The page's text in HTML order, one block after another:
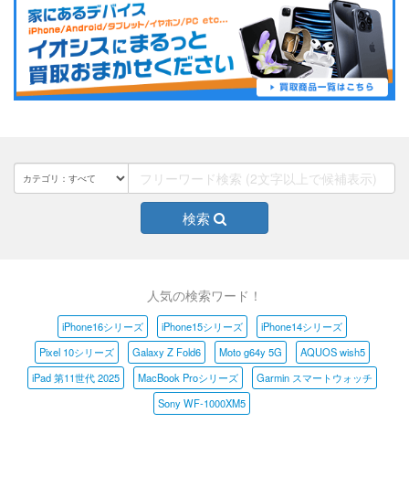
検索
人気の検索ワード！
iPhone16シリーズ iPhone15シリーズ
iPhone14シリーズ
Pixel 10シリーズ
Galaxy Z Fold6 Moto g64y 5G
AQUOS wish5
iPad 第11世代 2025
MacBook Proシリーズ
Garmin スマートウォッチ
Sony WF-1000XM5